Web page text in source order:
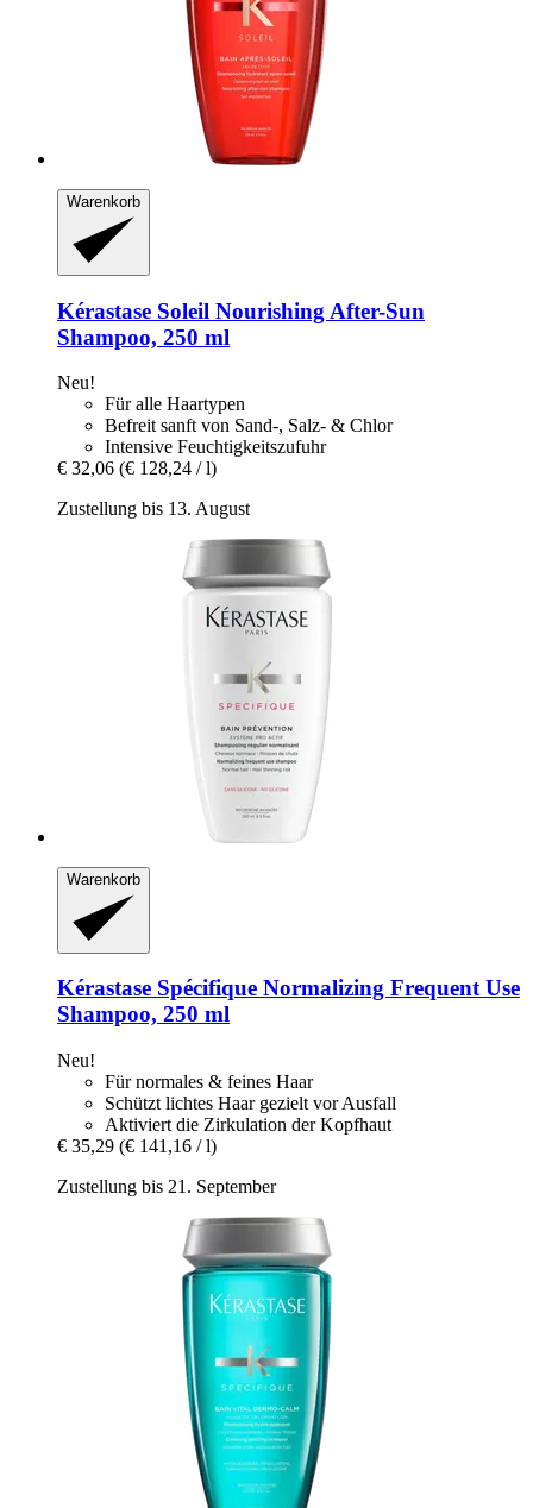
Warenkorb
Kérastase Soleil Nourishing After-​Sun
Shampoo, 250 ml
Neu!
Für alle Haartypen
Befreit sanft von Sand-, Salz- & Chlor
Intensive Feuchtigkeitszufuhr
€ 32,06 (€ 128,24 / l)
Zustellung bis 13. August
Warenkorb
Kérastase Spécifique Normalizing Frequent Use
Shampoo, 250 ml
Neu!
Für normales & feines Haar
Schützt lichtes Haar gezielt vor Ausfall
Aktiviert die Zirkulation der Kopfhaut
€ 35,29 (€ 141,16 / l)
Zustellung bis 21. September